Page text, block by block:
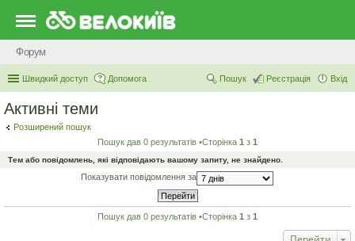
Форум
Швидкий доступ Допомога Вхід
Реєстрація
Пошук
Активні теми
Розширений пошук
Пошук дав 0 результатів •Сторінка 1 з 1
Тем або повідомлень, які відповідають вашому запиту, не знайдено.
Показувати повідомлення за
Пошук дав 0 результатів •Сторінка 1 з 1